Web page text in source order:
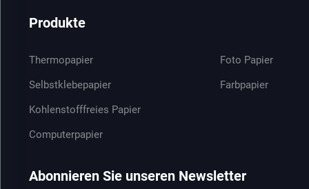
Produkte
Thermopapier
Selbstklebepapier
Kohlenstofffreies Papier
Computerpapier
Foto Papier
Farbpapier
Abonnieren Sie unseren Newsletter